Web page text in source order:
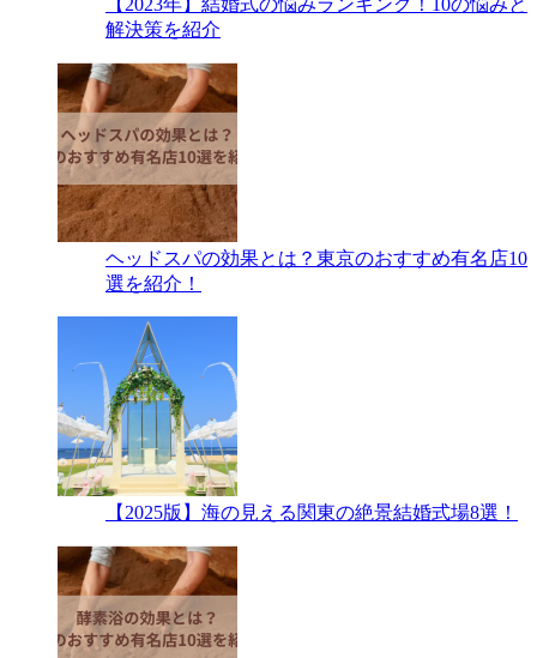
解決策を紹介
ヘッドスパの効果とは？東京のおすすめ有名店10
選を紹介！
【2025版】海の見える関東の絶景結婚式場8選！